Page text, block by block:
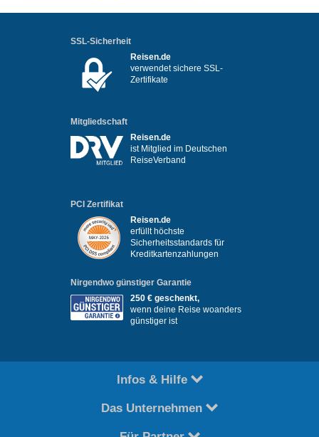
SSL-Sicherheit
Reisen.de
verwendet sichere SSL-
Zertifikate
Mitgliedschaft
Reisen.de
ist Mitglied im Deutschen
ReiseVerband
PCI Zertifikat
Reisen.de
erfüllt höchste
Sicherheitsstandards für
Kreditkartenzahlungen
Nirgendwo günstiger Garantie
250 € geschenkt,
wenn deine Reise woanders
günstiger ist
Infos & Hilfe
Das Unternehmen